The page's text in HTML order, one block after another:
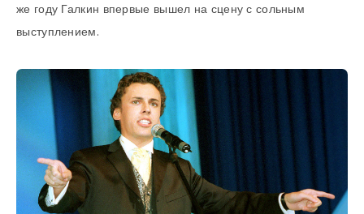
же году Галкин впервые вышел на сцену с сольным
выступлением.